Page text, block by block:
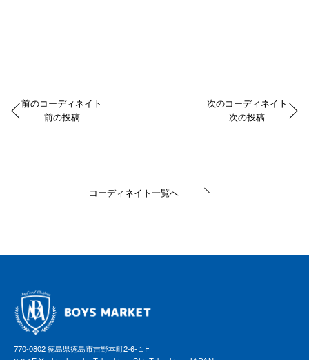
前のコーディネイト
前の投稿
次のコーディネイト
次の投稿
コーディネイト一覧へ
770-0802 徳島県徳島市吉野本町2-6-１F